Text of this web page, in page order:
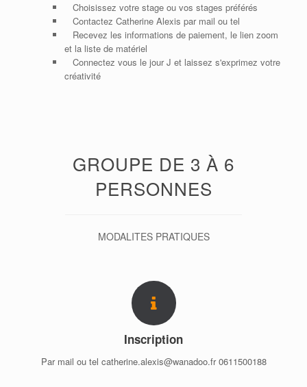
Choisissez votre stage ou vos stages préférés
Contactez Catherine Alexis par mail ou tel
Recevez les informations de paiement, le lien zoom
et la liste de matériel
Connectez vous le jour J et laissez s'exprimez votre
créativité
GROUPE DE 3 À 6
PERSONNES
MODALITES PRATIQUES
Inscription
Par mail ou tel catherine.alexis@wanadoo.fr 0611500188